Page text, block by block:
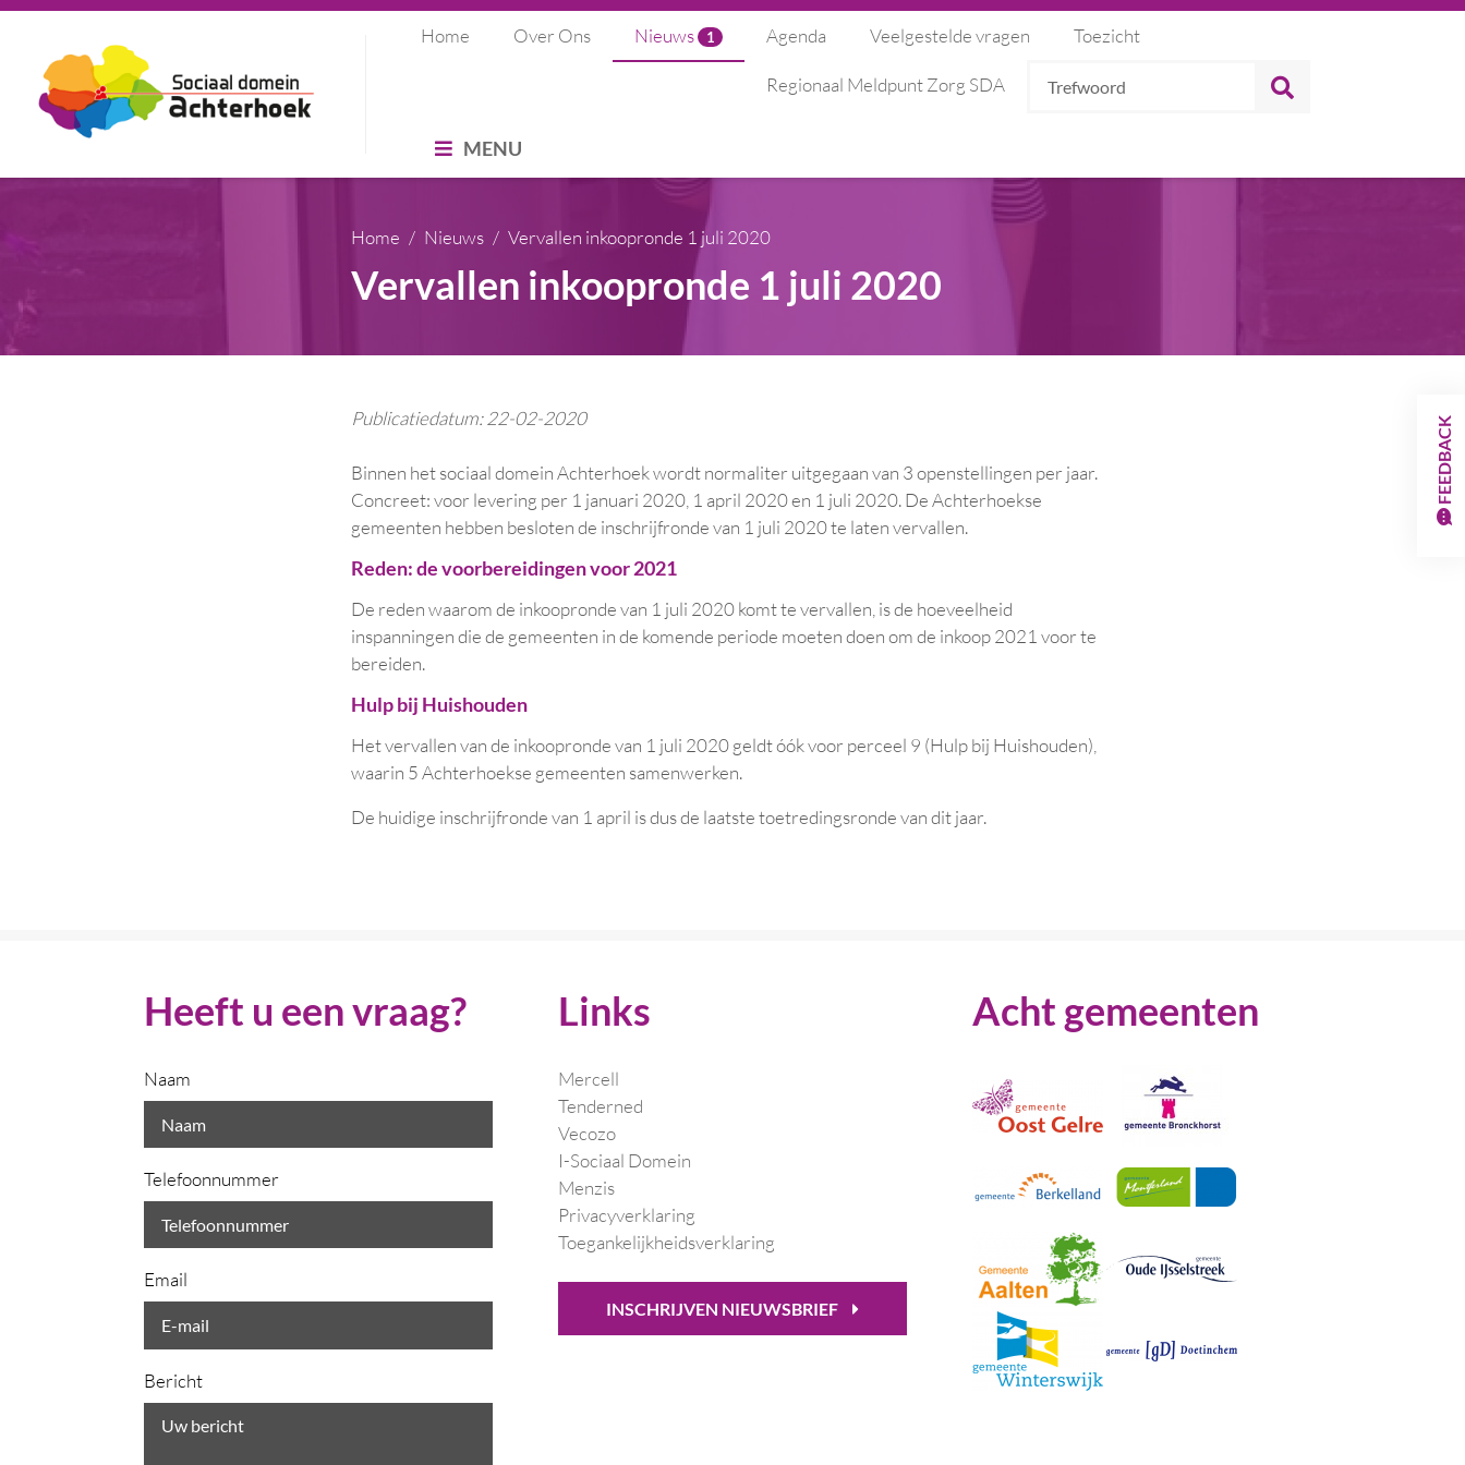
Home Over Ons Nieuws 1 Agenda Veelgestelde vragen Toezicht
Regionaal Meldpunt Zorg SDA Trefwoord
MENU
Home Nieuws Vervallen inkoopronde 1 juli 2020
Vervallen inkoopronde 1 juli 2020
Publicatiedatum: 22-02-2020
Binnen het sociaal domein Achterhoek wordt normaliter uitgegaan van 3 openstellingen per jaar.
Concreet: voor levering per 1 januari 2020, 1 april 2020 en 1 juli 2020. De Achterhoekse
gemeenten hebben besloten de inschrijfronde van 1 juli 2020 te laten vervallen.
Reden: de voorbereidingen voor 2021
De reden waarom de inkoopronde van 1 juli 2020 komt te vervallen, is de hoeveelheid
inspanningen die de gemeenten in de komende periode moeten doen om de inkoop 2021 voor te
bereiden.
Hulp bij Huishouden
Het vervallen van de inkoopronde van 1 juli 2020 geldt óók voor perceel 9 (Hulp bij Huishouden),
waarin 5 Achterhoekse gemeenten samenwerken.
De huidige inschrijfronde van 1 april is dus de laatste toetredingsronde van dit jaar.
Heeft u een vraag?
Naam
Telefoonnummer
Email
Bericht
Links
Mercell
Tenderned
Vecozo
I-Sociaal Domein
Menzis
Privacyverklaring
Toegankelijkheidsverklaring
INSCHRIJVEN NIEUWSBRIEF
Acht gemeenten
FEEDBACK